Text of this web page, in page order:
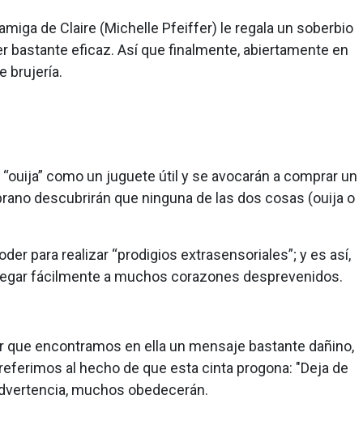
de Claire (Michelle Pfeiffer) le regala un soberbio
bastante eficaz. Así que finalmente, abiertamente en
brujería.
como un juguete útil y se avocarán a comprar un
descubrirán que ninguna de las dos cosas (ouija o
para realizar “prodigios extrasensoriales”; y es así,
fácilmente a muchos corazones desprevenidos.
encontramos en ella un mensaje bastante dañino,
al hecho de que esta cinta progona: "Deja de
muchos obedecerán.